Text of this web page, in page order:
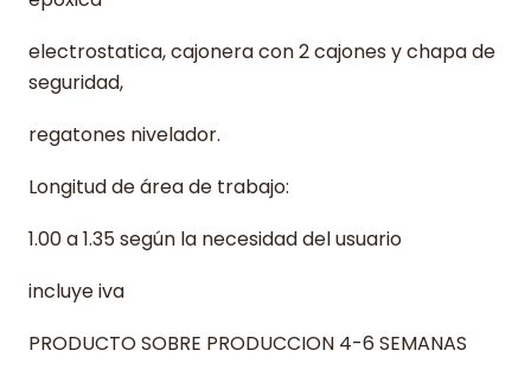
electrostatica, cajonera con 2 cajones y chapa de
seguridad,
regatones nivelador.
Longitud de área de trabajo:
1.00 a 1.35 según la necesidad del usuario
incluye iva
PRODUCTO SOBRE PRODUCCION 4-6 SEMANAS